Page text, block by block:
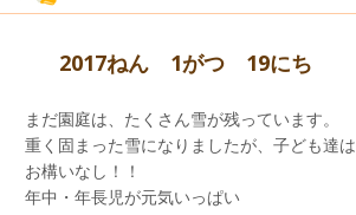
寒さが厳しい毎日ですが
春も少しずつ
自分達で声を掛け合いながら
2017ねん 1がつ 19にち
まだ園庭は、たくさん雪が残っています。
重く固まった雪になりましたが、子ども達は
お構いなし！！
年中・年長児が元気いっぱい